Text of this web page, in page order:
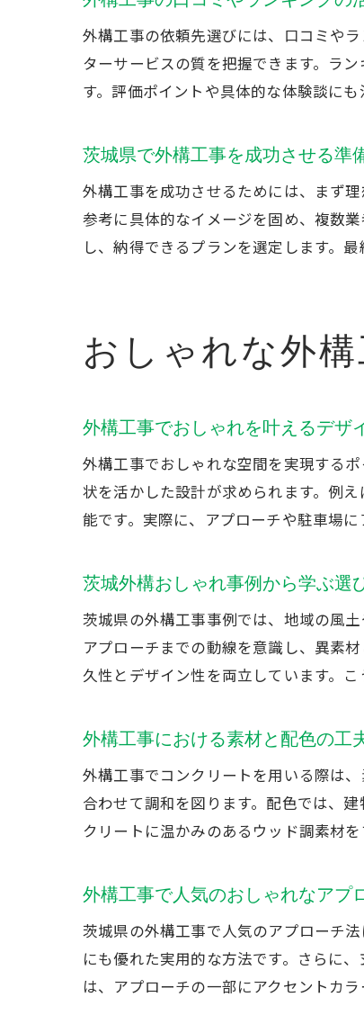
外構工事の依頼先選びには、口コミや
ターサービスの質を把握できます。ラ
す。評価ポイントや具体的な体験談に
茨城県で外構工事を成功させる準
外構工事を成功させるためには、まず
参考に具体的なイメージを固め、複数
し、納得できるプランを選定します。
おしゃれな外
外構工事でおしゃれを叶えるデザ
外構工事でおしゃれな空間を実現する
状を活かした設計が求められます。例
能です。実際に、アプローチや駐車場
茨城外構おしゃれ事例から学ぶ選
茨城県の外構工事事例では、地域の風
アプローチまでの動線を意識し、異素
久性とデザイン性を両立しています。
外構工事における素材と配色の工
外構工事でコンクリートを用いる際は
合わせて調和を図ります。配色では、
クリートに温かみのあるウッド調素材
外構工事で人気のおしゃれなアプ
茨城県の外構工事で人気のアプローチ
にも優れた実用的な方法です。さらに
は、アプローチの一部にアクセントカ